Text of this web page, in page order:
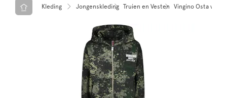
Kleding Jongenskleding Truien en Vesten Vingino Osta vest